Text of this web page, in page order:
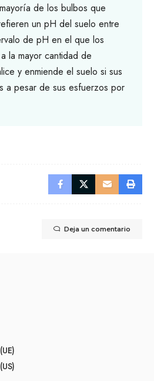
de los bulbos que
un pH del suelo entre
de pH en el que los
la mayor cantidad de
y enmiende el suelo si sus
a pesar de sus esfuerzos por
Deja un comentario